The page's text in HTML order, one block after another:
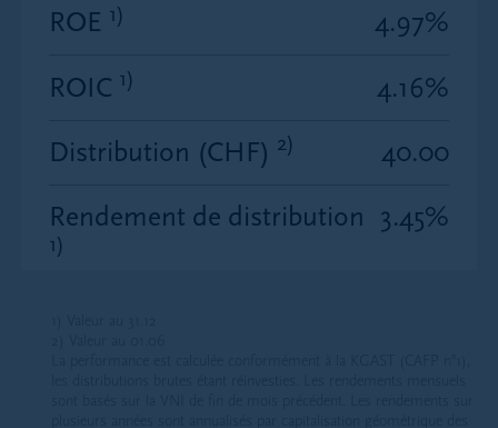
ROE 1) 4.97%
ROIC 1) 4.16%
Distribution (CHF) 2) 40.00
Rendement de distribution
1)
3.45%